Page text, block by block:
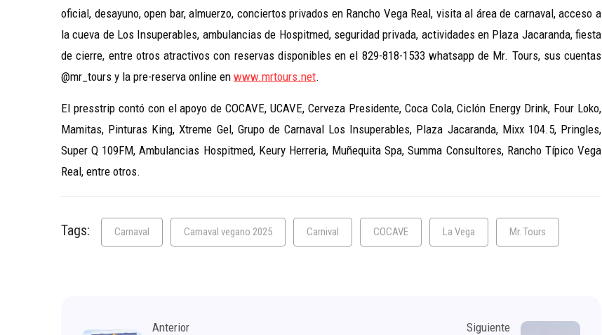
oficial, desayuno, open bar, almuerzo, conciertos privados en Rancho Vega Real, visita al área de carnaval, acceso a
la cueva de Los Insuperables, ambulancias de Hospitmed, seguridad privada, actividades en Plaza Jacaranda, fiesta
de cierre, entre otros atractivos con reservas disponibles en el 829-818-1533 whatsapp de Mr. Tours, sus cuentas
@mr_tours y la pre-reserva online en www.mrtours.net.
El presstrip contó con el apoyo de COCAVE, UCAVE, Cerveza Presidente, Coca Cola, Ciclón Energy Drink, Four Loko,
Mamitas, Pinturas King, Xtreme Gel, Grupo de Carnaval Los Insuperables, Plaza Jacaranda, Mixx 104.5, Pringles,
Super Q 109FM, Ambulancias Hospitmed, Keury Herreria, Muñequita Spa, Summa Consultores, Rancho Típico Vega
Real, entre otros.
Tags: Carnaval Carnaval vegano 2025 Carnival COCAVE La Vega Mr. Tours
Anterior Siguiente